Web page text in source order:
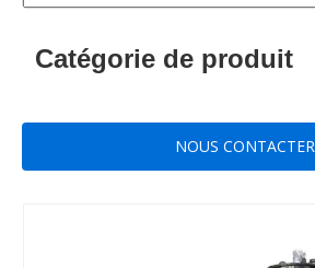
Catégorie de produit
NOUS CONTACTER